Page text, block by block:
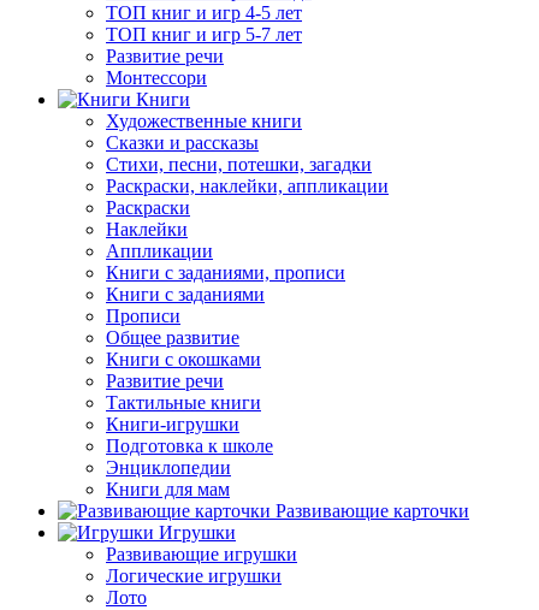
ТОП книг и игр 4-5 лет
ТОП книг и игр 5-7 лет
Развитие речи
Монтессори
Книги
Художественные книги
Сказки и рассказы
Стихи, песни, потешки, загадки
Раскраски, наклейки, аппликации
Раскраски
Наклейки
Аппликации
Книги с заданиями, прописи
Книги с заданиями
Прописи
Общее развитие
Книги с окошками
Развитие речи
Тактильные книги
Книги-игрушки
Подготовка к школе
Энциклопедии
Книги для мам
Развивающие карточки
Игрушки
Развивающие игрушки
Логические игрушки
Лото